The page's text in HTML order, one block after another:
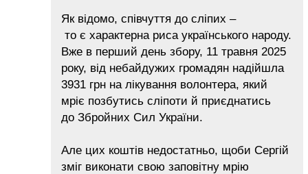
Як відомо, співчуття до сліпих –
то є характерна риса українського народу.
Вже в перший день збору, 11 травня 2025
року, від небайдужих громадян надійшла
3931 грн на лікування волонтера, який
мріє позбутись сліпоти й приєднатись
до Збройних Сил України.
Але цих коштів недостатньо, щоби Сергій
зміг виконати свою заповітну мрію